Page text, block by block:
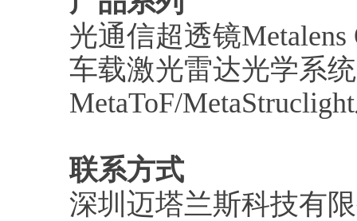
光通信超透镜Metalens
车载激光雷达光学系统
MetaToF/
联系方式
深圳迈塔兰斯科技有